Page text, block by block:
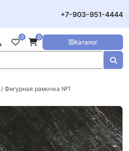
+7-903-951-4444
Каталог
0 0
/ Фигурная рамочка №1